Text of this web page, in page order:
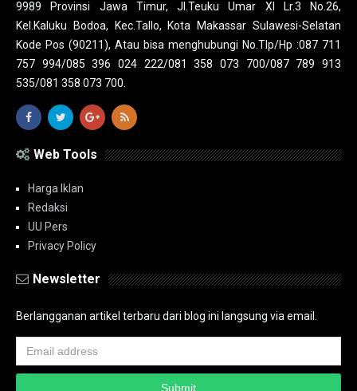
9989 Provinsi Jawa Timur, Jl.Teuku Umar XI Lr.3 No.26,
Kel.Kaluku Bodoa, Kec.Tallo, Kota Makassar Sulawesi-Selatan
Kode Pos (90211), Atau bisa menghubungi No.Tlp/Hp :087 711
757 994/085 396 024 222/081 358 073 700/087 789 913
535/081 358 073 700.
Web Tools
Harga Iklan
Redaksi
UU Pers
Privacy Policy
Newsletter
Berlangganan artikel terbaru dari blog ini langsung via email.